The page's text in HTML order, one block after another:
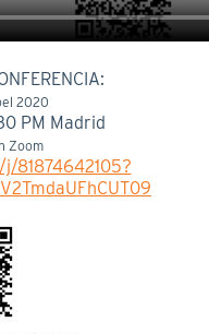
2020
PM Madrid
Zoom
81874642105?